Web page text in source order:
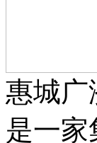
惠城广
是一家